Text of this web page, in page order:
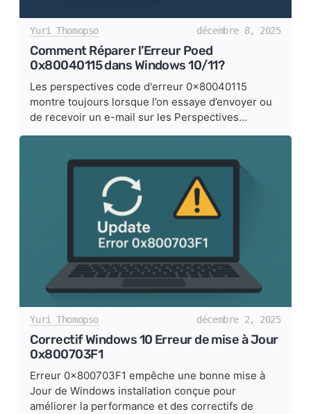
Yuri Thomopso décembre 8, 2025
Comment Réparer l’Erreur Poed
0x80040115 dans Windows 10/11?
Les perspectives code d'erreur 0x80040115
montre toujours lorsque l’on essaye d’envoyer ou
de recevoir un e-mail sur les Perspectives...
Yuri Thomopso décembre 2, 2025
Correctif Windows 10 Erreur de mise à Jour
0x800703F1
Erreur 0x800703F1 empêche une bonne mise à
Jour de Windows installation conçue pour
améliorer la performance et des correctifs de